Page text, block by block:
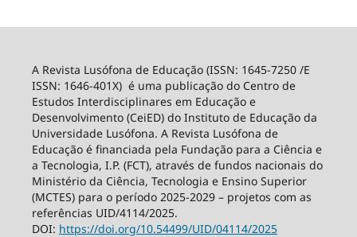
A Revista Lusófona de Educação (ISSN: 1645-7250 /E
ISSN: 1646-401X) é uma publicação do Centro de
Estudos Interdisciplinares em Educação e
Desenvolvimento (CeiED) do Instituto de Educação da
Universidade Lusófona. A Revista Lusófona de
Educação é financiada pela Fundação para a Ciência e
a Tecnologia, I.P. (FCT), através de fundos nacionais do
Ministério da Ciência, Tecnologia e Ensino Superior
(MCTES) para o período 2025-2029 – projetos com as
referências UID/4114/2025.
DOI: https://doi.org/10.54499/UID/04114/2025